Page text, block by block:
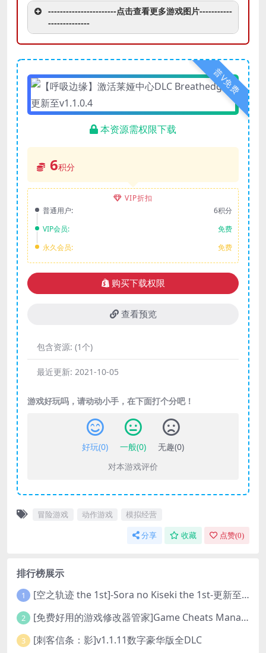
-----------------------点击查看更多游戏图片-----------
--------------
普V免费
本资源需权限下载
6积分
VIP折扣
普通用户:
6积分
VIP会员:
免费
永久会员:
免费
购买下载权限
查看预览
包含资源: (1个)
最近更新: 2021-10-05
游戏好玩吗，请动动小手，在下面打个分吧！
好玩(0) 一般(0) 无趣(0)
对本游戏评价
冒险游戏 动作游戏 模拟经营
分享 收藏 点赞(0)
排行榜展示
1 [空之轨迹 the 1st]-Sora no Kiseki the 1st-更新至v1.06.4-全DLC
2 [免费好用的游戏修改器管家]Game Cheats Manager
3 [刺客信条：影]v1.1.11数字豪华版全DLC